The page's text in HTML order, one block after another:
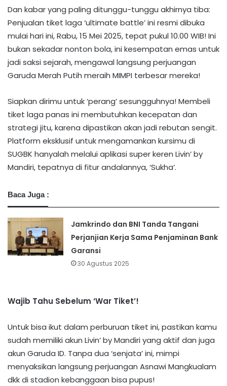
Dan kabar yang paling ditunggu-tunggu akhirnya tiba:
Penjualan tiket laga ‘ultimate battle’ ini resmi dibuka
mulai hari ini, Rabu, 15 Mei 2025, tepat pukul 10.00 WIB! Ini
bukan sekadar nonton bola, ini kesempatan emas untuk
jadi saksi sejarah, mengawal langsung perjuangan
Garuda Merah Putih meraih MIMPI terbesar mereka!
Siapkan dirimu untuk ‘perang’ sesungguhnya! Membeli
tiket laga panas ini membutuhkan kecepatan dan
strategi jitu, karena dipastikan akan jadi rebutan sengit.
Platform eksklusif untuk mengamankan kursimu di
SUGBK hanyalah melalui aplikasi super keren Livin’ by
Mandiri, tepatnya di fitur andalannya, ‘Sukha’.
Baca Juga :
Jamkrindo dan BNI Tanda Tangani
Perjanjian Kerja Sama Penjaminan Bank
Garansi
30 Agustus 2025
Wajib Tahu Sebelum ‘War Tiket’!
Untuk bisa ikut dalam perburuan tiket ini, pastikan kamu
sudah memiliki akun Livin’ by Mandiri yang aktif dan juga
akun Garuda ID. Tanpa dua ‘senjata’ ini, mimpi
menyaksikan langsung perjuangan Asnawi Mangkualam
dkk di stadion kebanggaan bisa pupus!